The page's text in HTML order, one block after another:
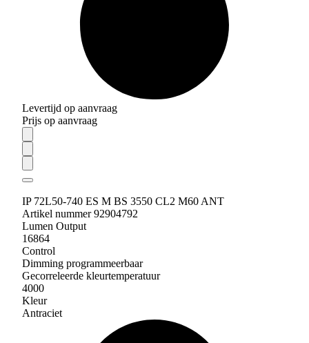
Levertijd op aanvraag
Prijs op aanvraag
IP 72L50-740 ES M BS 3550 CL2 M60 ANT
Artikel nummer 92904792
Lumen Output
16864
Control
Dimming programmeerbaar
Gecorreleerde kleurtemperatuur
4000
Kleur
Antraciet